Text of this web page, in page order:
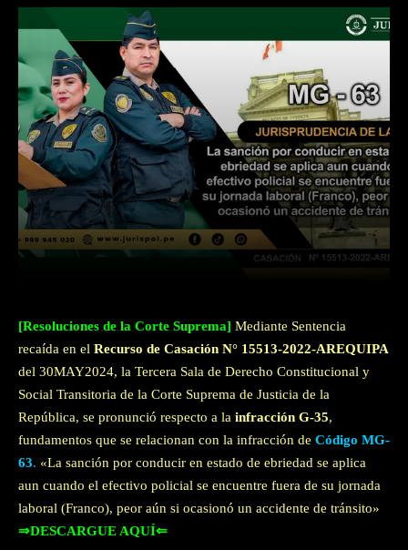
WhatsApp
[Resoluciones de la Corte Suprema] Mediante Sentencia
recaída en el Recurso de Casación N° 15513-2022-AREQUIPA
del 30MAY2024, la Tercera Sala de Derecho Constitucional y
Social Transitoria de la Corte Suprema de Justicia de la
República, se pronunció respecto a la infracción G-35,
fundamentos que se relacionan con la infracción de Código MG-
63. «La sanción por conducir en estado de ebriedad se aplica
aun cuando el efectivo policial se encuentre fuera de su jornada
laboral (Franco), peor aún si ocasionó un accidente de tránsito»
⇒DESCARGUE AQUÍ⇐